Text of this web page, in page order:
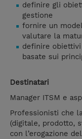
definire gli
gestione
fornire un
valutare la
definire
basate sui
Destinatari
Manager ITSM e
Professionisti che
(digitale, prodotto,
con l’erogazione